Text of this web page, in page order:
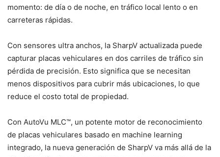
momento: de día o de noche, en tráfico local lento o en
carreteras rápidas.
Con sensores ultra anchos, la SharpV actualizada puede
capturar placas vehiculares en dos carriles de tráfico sin
pérdida de precisión. Esto significa que se necesitan
menos dispositivos para cubrir más ubicaciones, lo que
reduce el costo total de propiedad.
Con AutoVu MLC™, un potente motor de reconocimiento
de placas vehiculares basado en machine learning
integrado, la nueva generación de SharpV va más allá de la